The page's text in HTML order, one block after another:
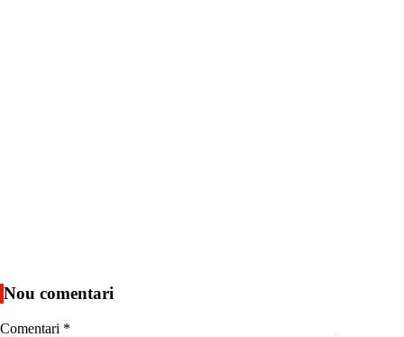
Nou comentari
Comentari *